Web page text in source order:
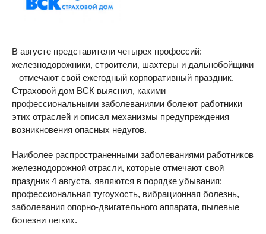
В августе представители четырех профессий:
железнодорожники, строители, шахтеры и дальнобойщики
– отмечают свой ежегодный корпоративный праздник.
Страховой дом ВСК выяснил, какими
профессиональными заболеваниями болеют работники
этих отраслей и описал механизмы предупреждения
возникновения опасных недугов.
Наиболее распространенными заболеваниями работников
железнодорожной отрасли, которые отмечают свой
праздник 4 августа, являются в порядке убывания:
профессиональная тугоухость, вибрационная болезнь,
заболевания опорно-двигательного аппарата, пылевые
болезни легких.